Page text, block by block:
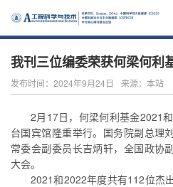
我刊三位编委荣获何梁何利
发布时间：2024年9月24日 来源：本站
2月17日，何梁何利基金2021
台国宾馆隆重举行。国务院副总理
常委会副委员长吉炳轩，全国政协
大会。
2021和2022年度共有112位杰